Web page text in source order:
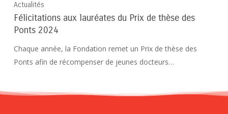
Actualités
Félicitations aux lauréates du Prix de thèse des
Ponts 2024
Chaque année, la Fondation remet un Prix de thèse des
Ponts afin de récompenser de jeunes docteurs…